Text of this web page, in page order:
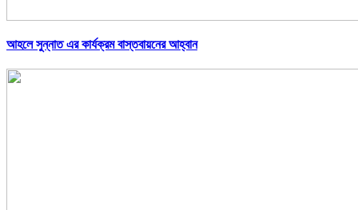
আহলে সুন্নাত এর কার্যক্রম বাস্তবায়নের আহ্বান